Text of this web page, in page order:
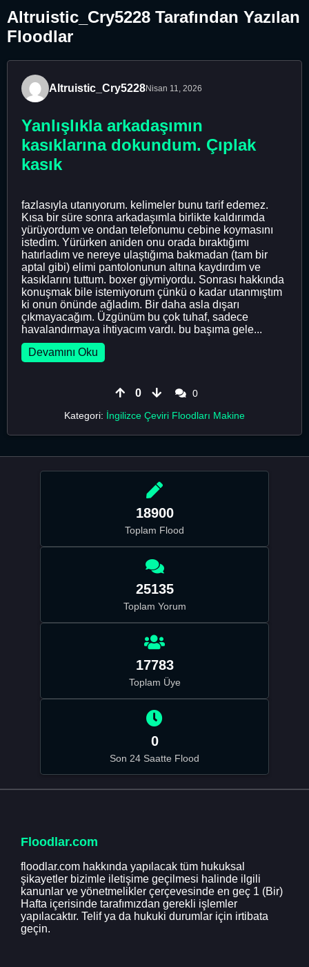
Altruistic_Cry5228 Tarafından Yazılan
Floodlar
Altruistic_Cry5228Nisan 11, 2026
Yanlışlıkla arkadaşımın
kasıklarına dokundum. Çıplak
kasık
fazlasıyla utanıyorum. kelimeler bunu tarif edemez.
Kısa bir süre sonra arkadaşımla birlikte kaldırımda
yürüyordum ve ondan telefonumu cebine koymasını
istedim. Yürürken aniden onu orada bıraktığımı
hatırladım ve nereye ulaştığıma bakmadan (tam bir
aptal gibi) elimi pantolonunun altına kaydırdım ve
kasıklarını tuttum. boxer giymiyordu. Sonrası hakkında
konuşmak bile istemiyorum çünkü o kadar utanmıştım
ki onun önünde ağladım. Bir daha asla dışarı
çıkmayacağım. Üzgünüm bu çok tuhaf, sadece
havalandırmaya ihtiyacım vardı. bu başıma gele...
Devamını Oku
0
0
Kategori: İngilizce Çeviri Floodları Makine
18900
Toplam Flood
25135
Toplam Yorum
17783
Toplam Üye
0
Son 24 Saatte Flood
Floodlar.com
floodlar.com hakkında yapılacak tüm hukuksal
şikayetler bizimle iletişime geçilmesi halinde ilgili
kanunlar ve yönetmelikler çerçevesinde en geç 1 (Bir)
Hafta içerisinde tarafımızdan gerekli işlemler
yapılacaktır. Telif ya da hukuki durumlar için irtibata
geçin.